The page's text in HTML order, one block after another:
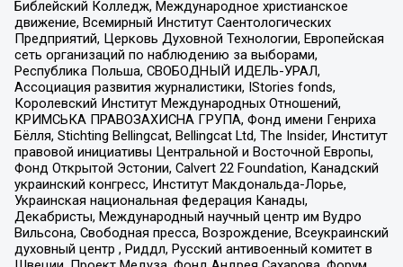
Библейский Колледж, Международное христианское
движение, Всемирный Институт Саентологических
Предприятий, Церковь Духовной Технологии, Европейская
сеть организаций по наблюдению за выборами,
Республика Польша, СВОБОДНЫЙ ИДЕЛЬ-УРАЛ,
Ассоциация развития журналистики, IStories fonds,
Королевский Институт Международных Отношений,
КРИМСЬКА ПРАВОЗАХИСНА ГРУПА, Фонд имени Генриха
Бёлля, Stichting Bellingcat, Bellingcat Ltd, The Insider, Институт
правовой инициативы Центральной и Восточной Европы,
Фонд Открытой Эстонии, Calvert 22 Foundation, Канадский
украинский конгресс, Институт Макдональда-Лорье,
Украинская национальная федерация Канады,
Декабристы, Международный научный центр им Вудро
Вильсона, Свободная пресса, Возрождение, Всеукраинский
духовный центр , Риддл, Русский антивоенный комитет в